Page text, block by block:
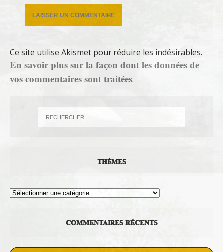
Ce site utilise Akismet pour réduire les indésirables.
En savoir plus sur la façon dont les données de
vos commentaires sont traitées.
THÈMES
Thèmes
COMMENTAIRES RÉCENTS